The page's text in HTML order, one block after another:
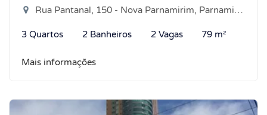
Rua Pantanal, 150 - Nova Parnamirim, Parnamirim-RN
3 Quartos 2 Banheiros 2 Vagas 79 m²
Mais informações